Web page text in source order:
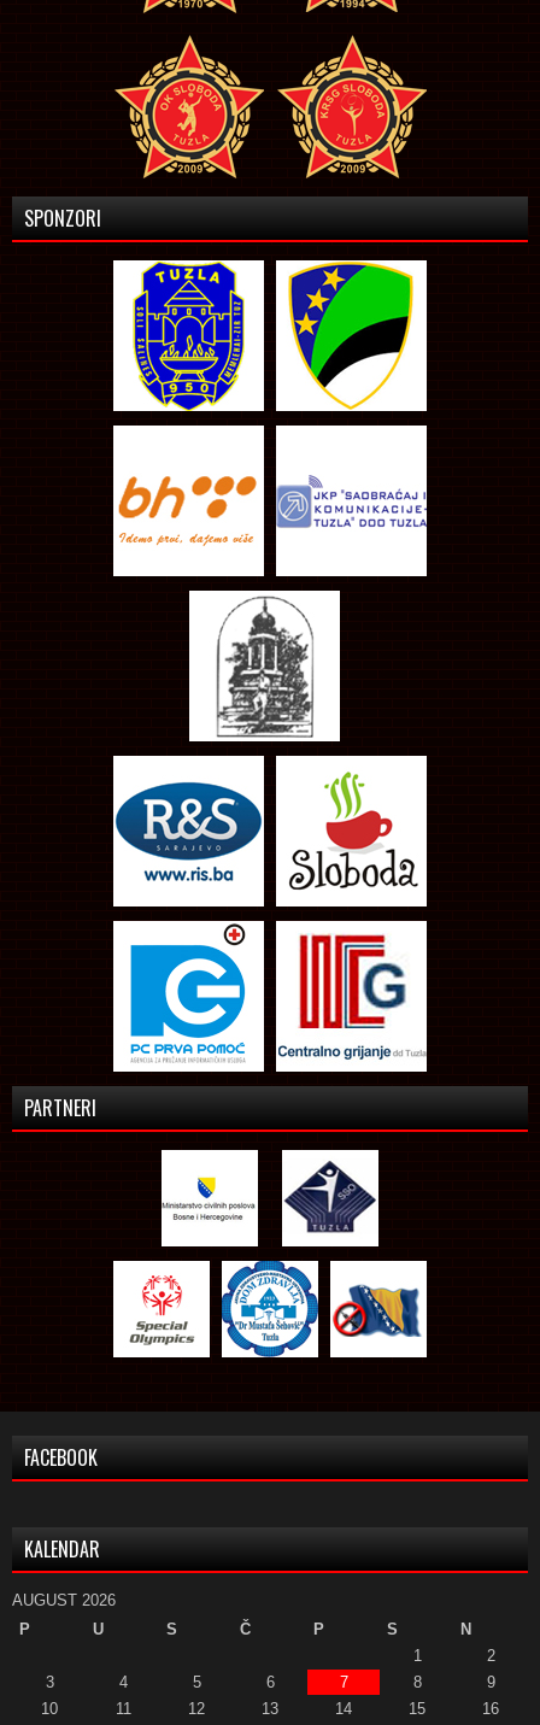
SPONZORI
PARTNERI
FACEBOOK
KALENDAR
AUGUST 2026
P
U S Č P S
N
1
2
3
4 5 6 7 8
9
10
11 12 13 14 15
16